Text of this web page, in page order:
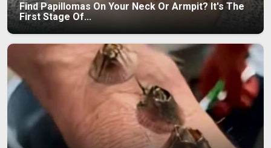
Find Papillomas On Your Neck Or Armpit? It's The
First Stage Of...